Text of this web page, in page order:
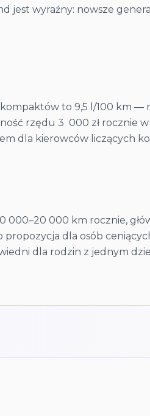
jest wyraźny: nowsze
to 9,5 l/100 km —
rzędu 3 ​ 000 zł rocznie
dla kierowców liczących
000–20 000 km rocznie,
propozycja dla osób
dla rodzin z jednym